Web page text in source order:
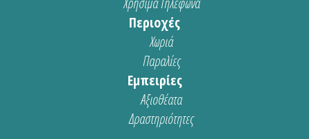
Περιοχές
Χωριά
Παραλίες
Εμπειρίες
Αξιοθέατα
Δραστηριότητες